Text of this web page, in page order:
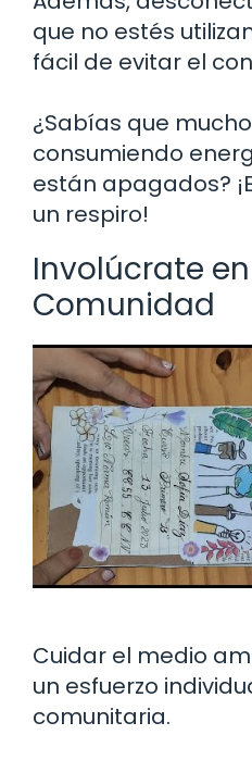
que no estés
fácil de evitar el
¿Sabías que
consumiendo
están apagados?
un respiro!
Involúcrate
Comunidad
Cuidar el medio
un esfuerzo
comunitaria.